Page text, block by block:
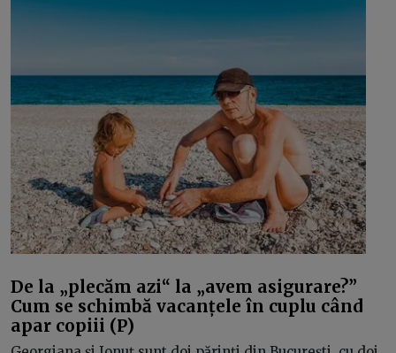
De la „plecăm azi“ la „avem asigurare?”
Cum se schimbă vacanțele în cuplu când
apar copiii (P)